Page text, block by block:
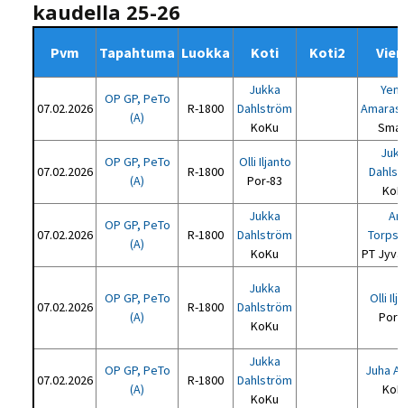
kaudella 25-26
Pvm Tapahtuma Luokka Koti Koti2
07.02.2026
OP GP, PeTo
(A)
R-1800
Jukka
Dahlström
KoKu
07.02.2026
OP GP, PeTo
(A)
R-1800
Olli Iljanto
Por-83
07.02.2026
OP GP, PeTo
(A)
R-1800
Jukka
Dahlström
KoKu
Ari
PT
07.02.2026
OP GP, PeTo
(A)
R-1800
Jukka
Dahlström
KoKu
Olli
Por-
07.02.2026
OP GP, PeTo
(A)
R-1800
Jukka
Dahlström
KoKu
Juha